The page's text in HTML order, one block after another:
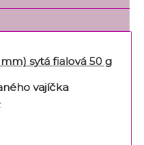
sytá fialová 50 g
vajíčka